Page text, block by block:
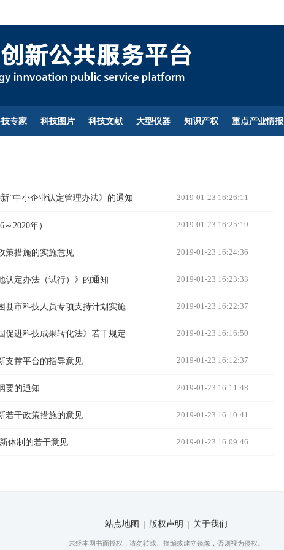
专家 科技图片 科技文献 大型仪器 知识产权 重点产业情报
”中小企业认定管理办法》的通知 2019-01-23 16:26:11
2020年） 2019-01-23 16:25:19
策措施的实施意见 2019-01-23 16:24:36
认定办法（试行）》的通知 2019-01-23 16:23:33
关于印发《新疆维吾尔自治区边远贫困县市科技人员专项支持计划实施方案》的通知 2019-01-23 16:22:37
国务院关于印发实施《中华人民共和国促进科技成果转化法》若干规定的通知 2019-01-23 16:16:50
支撑平台的指导意见 2019-01-23 16:12:37
要的通知 2019-01-23 16:11:48
若干政策措施的意见 2019-01-23 16:10:41
体制的若干意见 2019-01-23 16:09:46
站点地图 版权声明 关于我们
未经本网书面授权，请勿转载、摘编或建立镜像，否则视为侵权。